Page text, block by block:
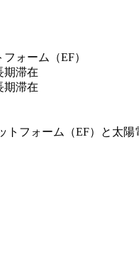
ォーム（EF）
期滞在
期滞在
トフォーム（EF）と太